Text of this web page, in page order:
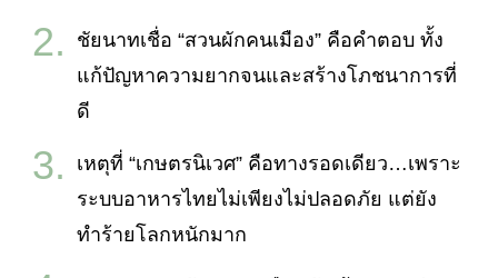
ชัยนาทเชื่อ “สวนผักคนเมือง” คือคำตอบ ทั้ง
แก้ปัญหาความยากจนและสร้างโภชนาการที่
ดี
เหตุที่ “เกษตรนิเวศ” คือทางรอดเดียว…เพราะ
ระบบอาหารไทยไม่เพียงไม่ปลอดภัย แต่ยัง
ทำร้ายโลกหนักมาก